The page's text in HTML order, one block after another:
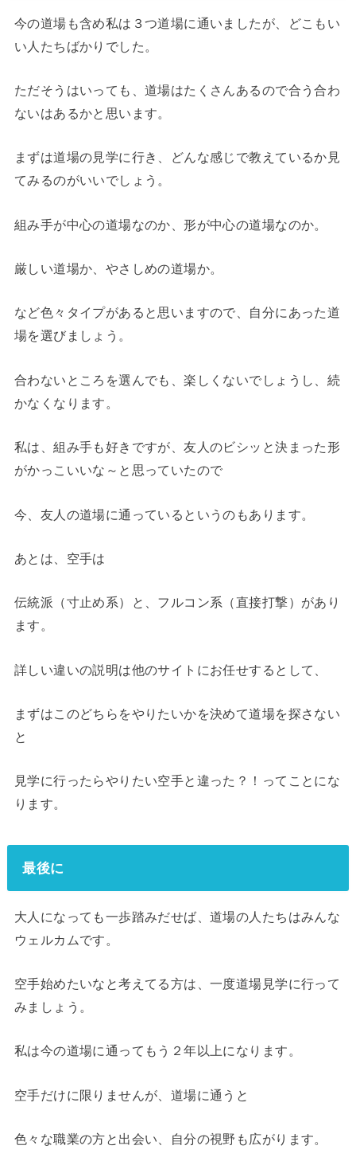
今の道場も含め私は３つ道場に通いましたが、どこもい
い人たちばかりでした。
ただそうはいっても、道場はたくさんあるので合う合わ
ないはあるかと思います。
まずは道場の見学に行き、どんな感じで教えているか見
てみるのがいいでしょう。
組み手が中心の道場なのか、形が中心の道場なのか。
厳しい道場か、やさしめの道場か。
など色々タイプがあると思いますので、自分にあった道
場を選びましょう。
合わないところを選んでも、楽しくないでしょうし、続
かなくなります。
私は、組み手も好きですが、友人のビシッと決まった形
がかっこいいな～と思っていたので
今、友人の道場に通っているというのもあります。
あとは、空手は
伝統派（寸止め系）と、フルコン系（直接打撃）があり
ます。
詳しい違いの説明は他のサイトにお任せするとして、
まずはこのどちらをやりたいかを決めて道場を探さない
と
見学に行ったらやりたい空手と違った？！ってことにな
ります。
最後に
大人になっても一歩踏みだせば、道場の人たちはみんな
ウェルカムです。
空手始めたいなと考えてる方は、一度道場見学に行って
みましょう。
私は今の道場に通ってもう２年以上になります。
空手だけに限りませんが、道場に通うと
色々な職業の方と出会い、自分の視野も広がります。